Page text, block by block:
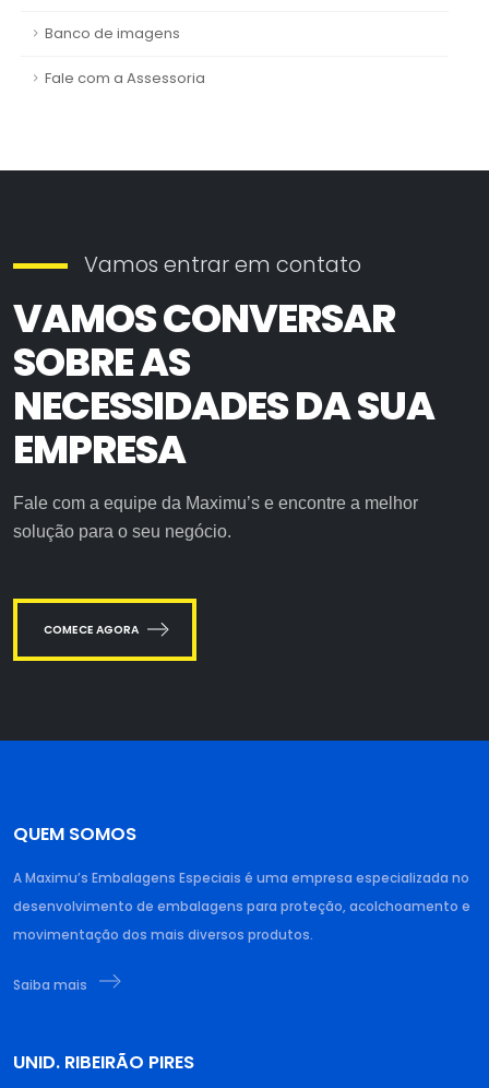
Banco de imagens
Fale com a Assessoria
Vamos entrar em contato
VAMOS CONVERSAR
SOBRE AS
NECESSIDADES DA SUA
EMPRESA
Fale com a equipe da Maximu’s e encontre a melhor
solução para o seu negócio.
COMECE AGORA
QUEM SOMOS
A Maximu’s Embalagens Especiais é uma empresa especializada no
desenvolvimento de embalagens para proteção, acolchoamento e
movimentação dos mais diversos produtos.
Saiba mais
UNID. RIBEIRÃO PIRES